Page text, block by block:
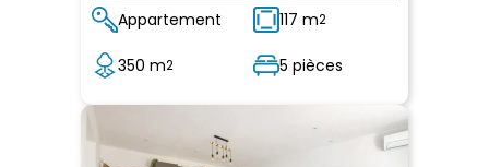
Appartement 117 m2
350 m2 5 pièces